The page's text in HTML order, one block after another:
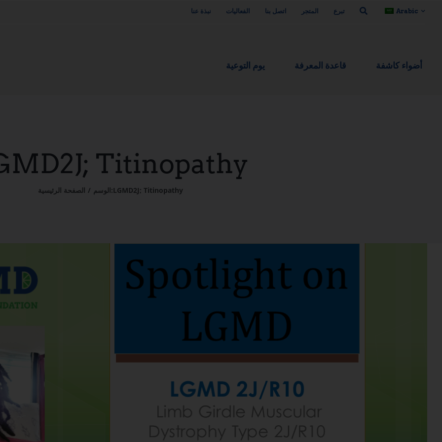
نبذة عنا الفعاليات اتصل بنا المتجر تبرع Arabic
يوم التوعية قاعدة المعرفة أضواء كاشفة
Titinopathy
الصفحة الرئيسية الوسم:LGMD2J; Titinopathy